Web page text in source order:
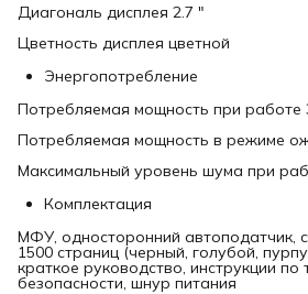
Диагональ дисплея 2.7 "
Цветность дисплея цветной
Энергопотребление
Потребляемая мощность при работе
Потребляемая мощность в режиме
Максимальный уровень шума при
Комплектация
МФУ, односторонний автоподатчик,
1500 страниц (черный, голубой,
краткое руководство, инструкции по
безопасности, шнур питания